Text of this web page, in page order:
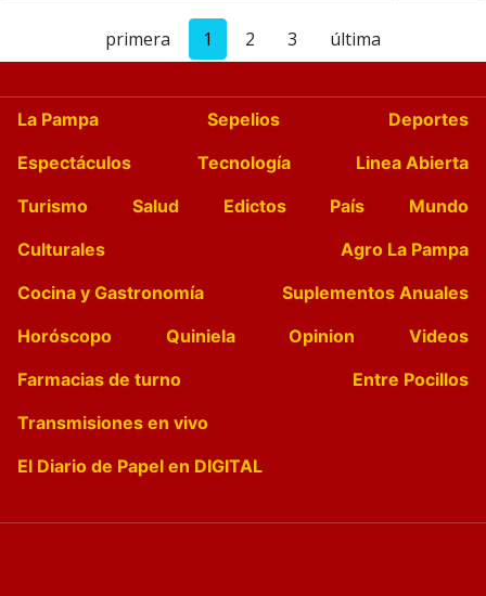
primera 1 2 3 última
La Pampa Sepelios
Deportes
Espectáculos
Tecnología
Linea Abierta
Turismo
Salud Edictos País
Mundo
Culturales
Agro La Pampa
Cocina y Gastronomía
Suplementos Anuales
Horóscopo
Quiniela Opinion
Videos
Farmacias de turno
Entre Pocillos
Transmisiones en vivo
El Diario de Papel en DIGITAL